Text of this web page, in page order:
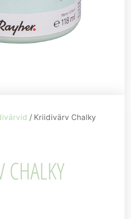
/ Kriidivärv Chalky
CHALKY